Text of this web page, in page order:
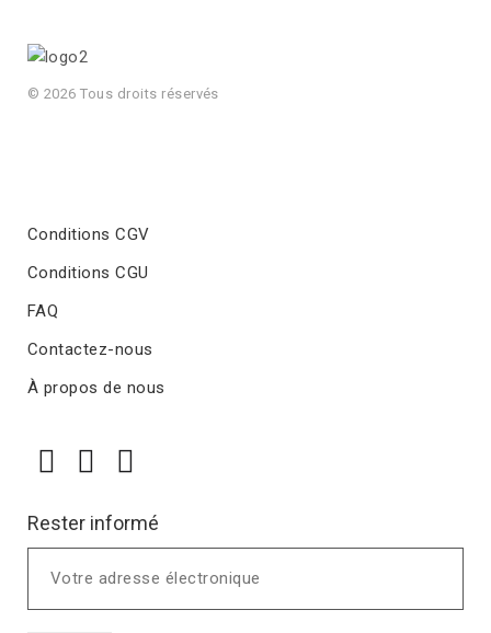
© 2026 Tous droits réservés
Conditions CGV
Conditions CGU
FAQ
Contactez-nous
À propos de nous
Rester informé